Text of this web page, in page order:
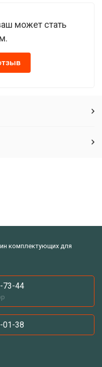
может стать
комплектующих для
73-44
01-38